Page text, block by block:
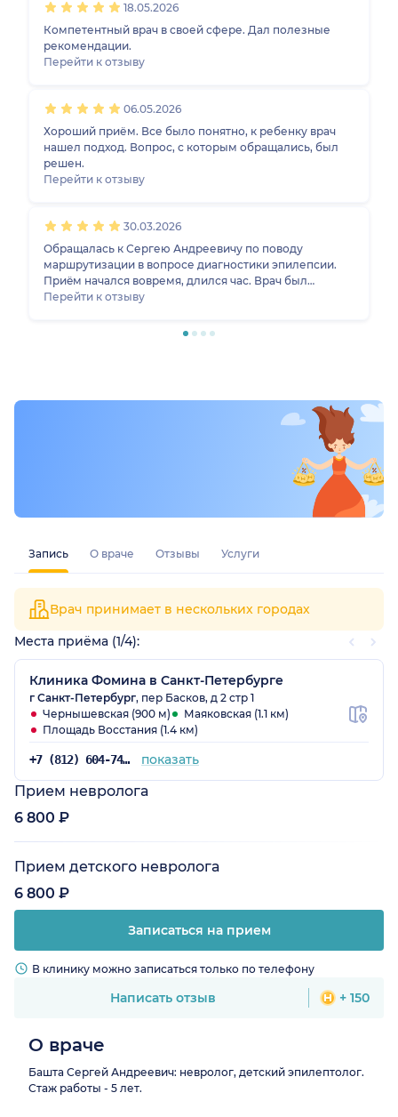
Запись О враче Отзывы Услуги
Врач принимает в нескольких городах
Места приёма (1/4):
Клиника Фомина в Санкт-Петербурге
г Санкт-Петербург, пер Басков, д 2 стр 1
Чернышевская (900 м)
Маяковская (1.1 км)
Площадь Восстания (1.4 км)
+7 (812) 604-74-83 показать
Прием невролога
6 800 ₽
Прием детского невролога
6 800 ₽
Записаться на прием
В клинику можно записаться только по телефону
Написать отзыв + 150
обследований на повторном приеме доктор
рассказал, на какие моменты нужно в дальнейшем
обращать внимание, дал четкие рекомендации. С
врачом приятно общаться, врач легко нашел контакт с
ребенком. Спасибо!
18.05.2026
Компетентный врач в своей сфере. Дал полезные
рекомендации.
Перейти к отзыву
06.05.2026
Хороший приём. Все было понятно, к ребенку врач
нашел подход. Вопрос, с которым обращались, был
решен.
Перейти к отзыву
30.03.2026
Обращалась к Сергею Андреевичу по поводу
маршрутизации в вопросе диагностики эпилепсии.
Приëм начался вовремя, длился час. Врач был
внимателен и вовлечëн в проблему, развелял
предыдущих исследований. Порекомендую
Перейти к отзыву
О враче
Башта Сергей Андреевич: невролог, детский эпилептолог.
Стаж работы - 5 лет.